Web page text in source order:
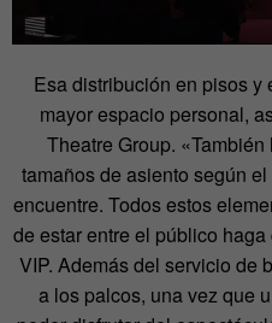
Esa distribución en pisos
mayor espacio personal,
Theatre Group.
tamaños de asiento según
encuentre. Todos estos
de estar entre el público
VIP. Además del servicio de
a los palcos, una vez que